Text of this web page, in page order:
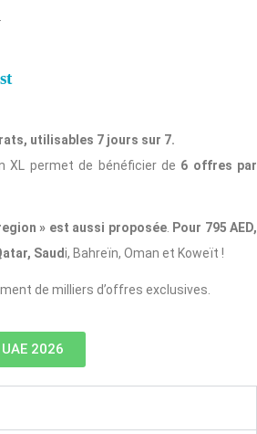
utilisables 7 jours sur 7.
XL permet de bénéficier de 6 offres par
» est aussi proposée. Pour 795 AED,
Saudi, Bahreïn, Oman et Koweït !
de milliers d’offres exclusives.
UAE 2026